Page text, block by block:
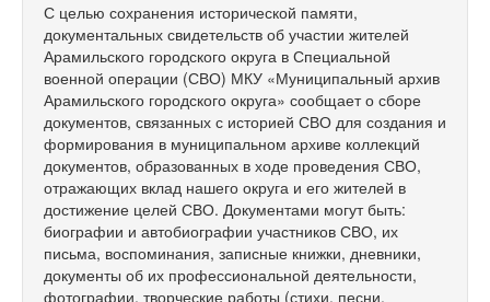
С целью сохранения исторической памяти,
документальных свидетельств об участии жителей
Арамильского городского округа в Специальной
военной операции (СВО) МКУ «Муниципальный архив
Арамильского городского округа» сообщает о сборе
документов, связанных с историей СВО для создания и
формирования в муниципальном архиве коллекций
документов, образованных в ходе проведения СВО,
отражающих вклад нашего округа и его жителей в
достижение целей СВО. Документами могут быть:
биографии и автобиографии участников СВО, их
письма, воспоминания, записные книжки, дневники,
документы об их профессиональной деятельности,
фотографии, творческие работы (стихи, песни,